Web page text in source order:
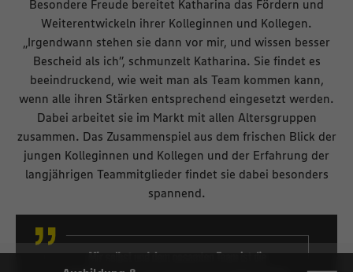
Besondere Freude bereitet Katharina das Fördern und
Weiterentwickeln ihrer Kolleginnen und Kollegen.
„Irgendwann stehen sie dann vor mir, und wissen besser
Bescheid als ich”, schmunzelt Katharina. Sie findet es
beeindruckend, wie weit man als Team kommen kann,
wenn alle ihren Stärken entsprechend eingesetzt werden.
Dabei arbeitet sie im Markt mit allen Altersgruppen
zusammen. Das Zusammenspiel aus dem frischen Blick der
jungen Kolleginnen und Kollegen und der Erfahrung der
langjährigen Teammitglieder findet sie dabei besonders
spannend.